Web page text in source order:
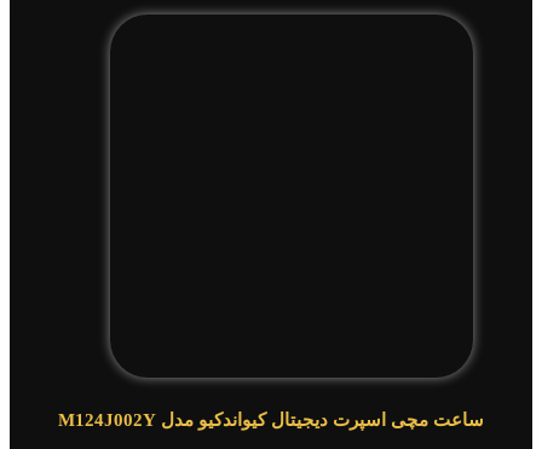
ساعت مچی اسپرت دیجیتال کیواندکیو مدل M124J002Y